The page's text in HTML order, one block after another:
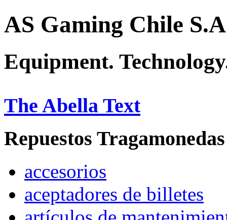
AS Gaming Chile
Equipment.
The Abella Text
Repuestos Tragamonedas
accesorios
aceptadores de billetes